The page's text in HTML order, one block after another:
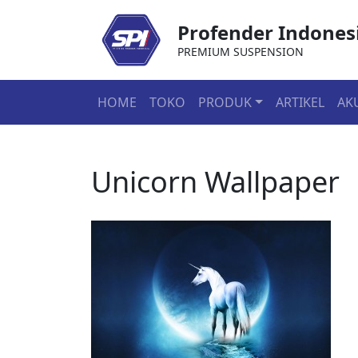
Profender
PREMIUM SUSPENSION
HOME TOKO PRODUK ARTIKEL
Unicorn Wallpaper